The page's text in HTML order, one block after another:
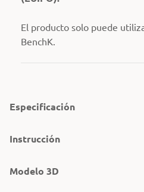
El producto solo puede
BenchK.
Especificación
Instrucción
Modelo 3D